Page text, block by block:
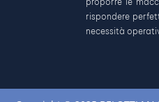
rispondere
necessità